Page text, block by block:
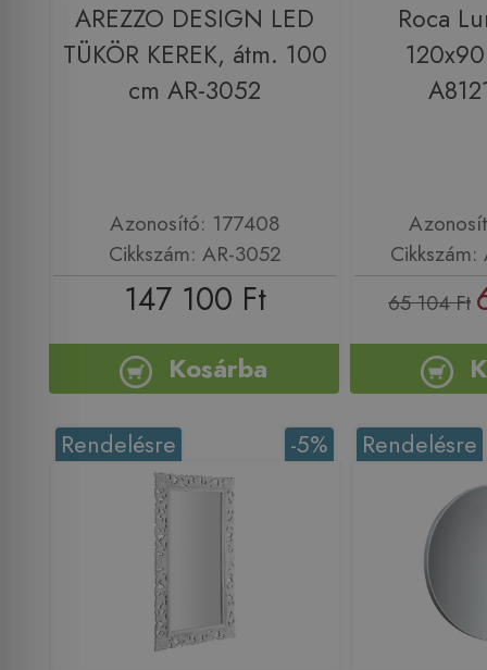
AREZZO DESIGN LED
TÜKÖR KEREK, átm. 100
cm AR-3052
Azonosító: 177408
Cikkszám: AR-3052
147 100 Ft
Kosárba
Roca
65 104 Ft
-5%
Rendelésre Rendelésre